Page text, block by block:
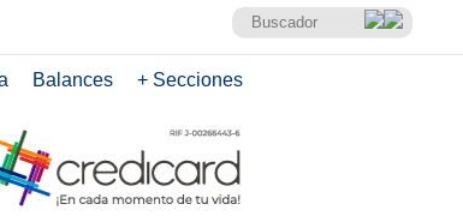
Balances + Secciones